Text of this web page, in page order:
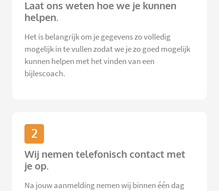
Laat ons weten hoe we je kunnen
helpen.
Het is belangrijk om je gegevens zo volledig
mogelijk in te vullen zodat we je zo goed mogelijk
kunnen helpen met het vinden van een
bijlescoach.
2
Wij nemen telefonisch contact met
je op.
Na jouw aanmelding nemen wij binnen één dag